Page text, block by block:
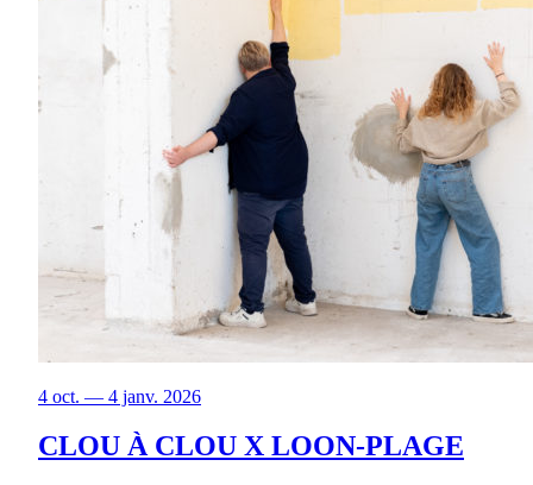
4 oct. — 4 janv. 2026
CLOU À CLOU X LOON-PLAGE